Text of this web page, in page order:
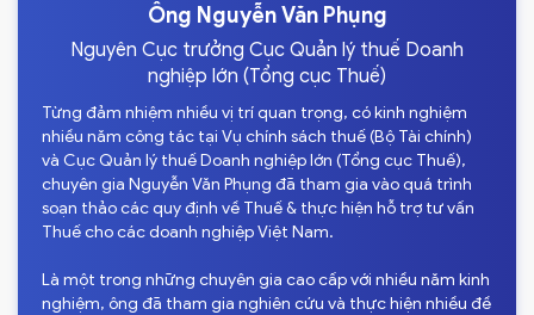
Ông Nguyễn Văn Phụng
Nguyên Cục trưởng Cục Quản lý thuế Doanh
nghiệp lớn (Tổng cục Thuế)
Từng đảm nhiệm nhiều vị trí quan trọng, có kinh nghiệm
nhiều năm công tác tại Vụ chính sách thuế (Bộ Tài chính)
và Cục Quản lý thuế Doanh nghiệp lớn (Tổng cục Thuế),
chuyên gia Nguyễn Văn Phụng đã tham gia vào quá trình
soạn thảo các quy định về Thuế & thực hiện hỗ trợ tư vấn
Thuế cho các doanh nghiệp Việt Nam.
Là một trong những chuyên gia cao cấp với nhiều năm kinh
nghiệm, ông đã tham gia nghiên cứu và thực hiện nhiều đề